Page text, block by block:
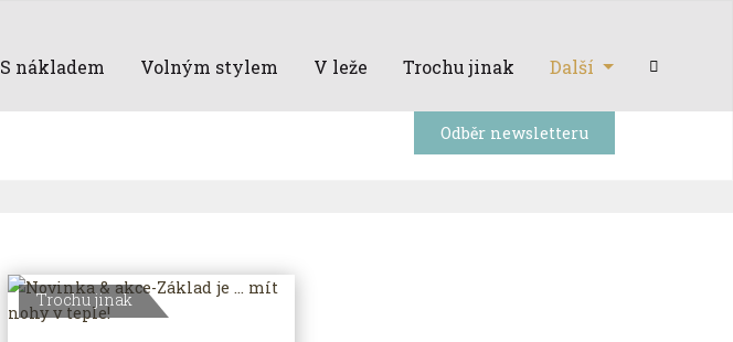
S nákladem Volným stylem V leže Trochu jinak Další
Odběr newsletteru
Trochu jinak